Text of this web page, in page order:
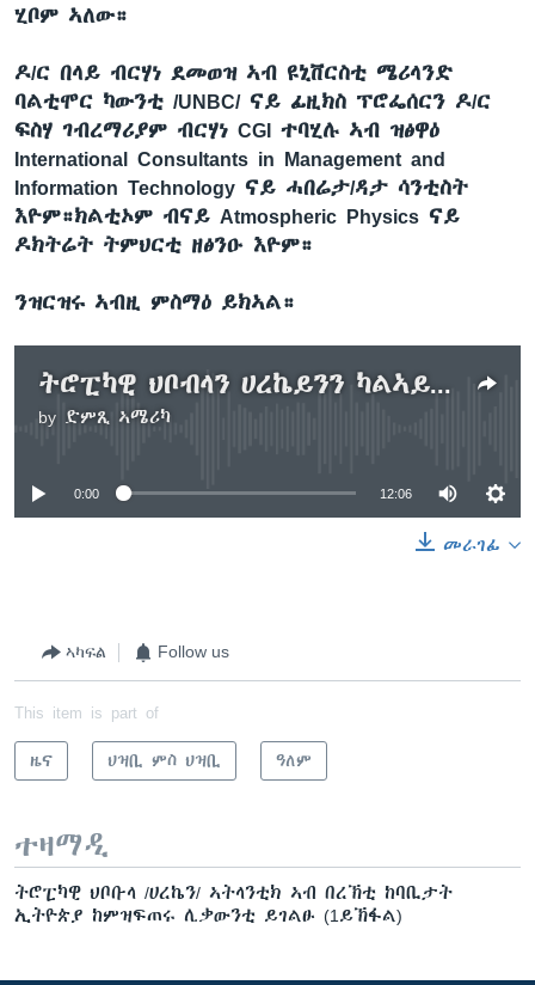
ሂቦም ኣለው።
ዶ/ር በላይ ብርሃነ ደመወዝ ኣብ ዩኒቨርስቲ ሜሪላንድ
ባልቲሞር ካውንቲ /UNBC/ ናይ ፊዚክስ ፕሮፌሰርን ዶ/ር
ፍስሃ ገብረማሪያም ብርሃነ CGI ተባሂሉ ኣብ ዝፅዋዕ
International Consultants in Management and
Information Technology ናይ ሓበሬታ/ዳታ ሳንቲስት
እዮም።ክልቲኦም ብናይ Atmospheric Physics ናይ
ዶክትሬት ትምህርቲ ዘፅንዑ እዮም።
ንዝርዝሩ ኣብዚ ምስማዕ ይክኣል።
ትሮፒካዊ ህቦብላን ሀረኬይንን ካልኣይ ክፋል
by ድምጺ ኣሜሪካ
No media source currently available
0:00 12:06
መራገፊ
ኣካፍል Follow us
This item is part of
ዜና ህዝቢ ምስ ህዝቢ ዓለም
ተዛማዲ
ትሮፒካዊ ህቦቡላ /ሀረኬን/ ኣትላንቲክ ኣብ በረኽቲ ከባቢታት
ኢትዮጵያ ከምዝፍጠሩ ሊቃውንቲ ይገልፁ (1ይኽፋል)